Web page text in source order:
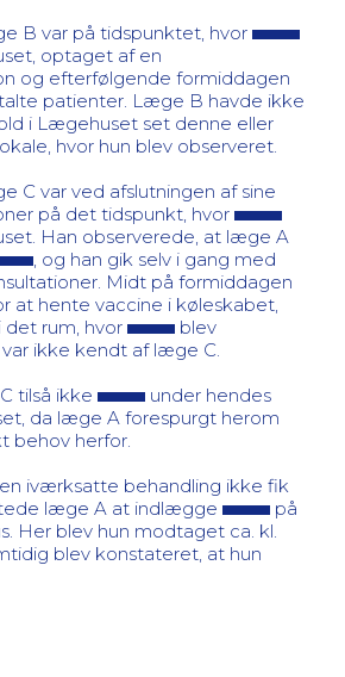
B var på tidspunktet, hvor
optaget af en
og efterfølgende formiddagen
patienter. Læge B havde ikke
i Lægehuset set denne eller
hvor hun blev observeret.
C var ved afslutningen af sine
på det tidspunkt, hvor
Han observerede, at læge A
, og han gik selv i gang med
Midt på formiddagen
at hente vaccine i køleskabet,
det rum, hvor
blev
var ikke kendt af læge C.
tilså ikke
under hendes
da læge A forespurgt herom
behov herfor.
iværksatte behandling ikke fik
læge A at indlægge
på
Her blev hun modtaget ca. kl.
blev konstateret, at hun